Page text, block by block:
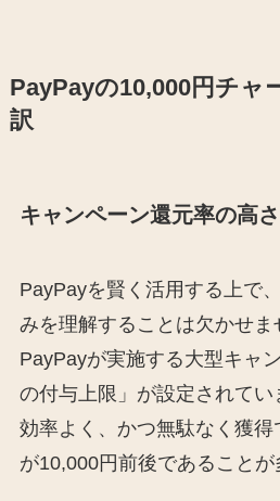
PayPayの10,000円チャ
訳
キャンペーン還元率の高さ
PayPayを賢く活用する上で
みを理解することは欠かせま
PayPayが実施する大型キャ
の付与上限」が設定されてい
効率よく、かつ無駄なく獲
が10,000円前後であることが